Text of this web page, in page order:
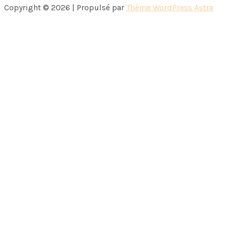
Copyright © 2026 | Propulsé par Thème WordPress Astra